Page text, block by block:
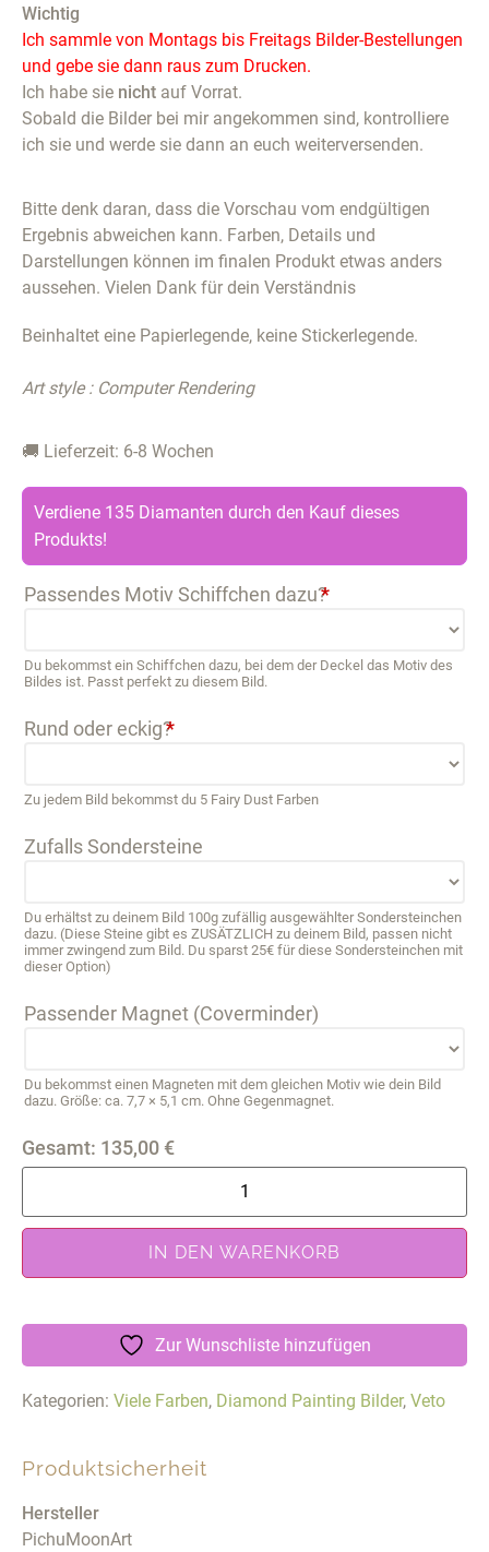
Wichtig
Ich sammle von Montags bis Freitags Bilder-Bestellungen
und gebe sie dann raus zum Drucken.
Ich habe sie nicht auf Vorrat.
Sobald die Bilder bei mir angekommen sind, kontrolliere
ich sie und werde sie dann an euch weiterversenden.
Bitte denk daran, dass die Vorschau vom endgültigen
Ergebnis abweichen kann. Farben, Details und
Darstellungen können im finalen Produkt etwas anders
aussehen. Vielen Dank für dein Verständnis
Beinhaltet eine Papierlegende, keine Stickerlegende.
Art style : Computer Rendering
🚚 Lieferzeit: 6-8 Wochen
Verdiene 135 Diamanten durch den Kauf dieses
Produkts!
Passendes Motiv Schiffchen dazu?*
Du bekommst ein Schiffchen dazu, bei dem der Deckel das Motiv des
Bildes ist. Passt perfekt zu diesem Bild.
Rund oder eckig?*
Zu jedem Bild bekommst du 5 Fairy Dust Farben
Zufalls Sondersteine
Du erhältst zu deinem Bild 100g zufällig ausgewählter Sondersteinchen
dazu. (Diese Steine gibt es ZUSÄTZLICH zu deinem Bild, passen nicht
immer zwingend zum Bild. Du sparst 25€ für diese Sondersteinchen mit
dieser Option)
Passender Magnet (Coverminder)
Du bekommst einen Magneten mit dem gleichen Motiv wie dein Bild
dazu. Größe: ca. 7,7 × 5,1 cm. Ohne Gegenmagnet.
Gesamt: 135,00 €
IN DEN WARENKORB
Zur Wunschliste hinzufügen
Kategorien: Viele Farben, Diamond Painting Bilder, Veto
Produktsicherheit
Hersteller
PichuMoonArt